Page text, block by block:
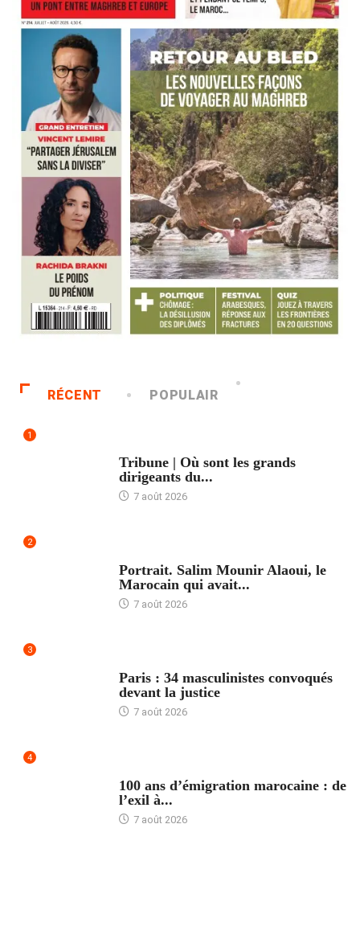
RÉCENT POPULAIR
1
Tribune | Où sont les grands
dirigeants du...
7 août 2026
2
Portrait. Salim Mounir Alaoui, le
Marocain qui avait...
7 août 2026
3
Paris : 34 masculinistes convoqués
devant la justice
7 août 2026
4
100 ans d’émigration marocaine : de
l’exil à...
7 août 2026